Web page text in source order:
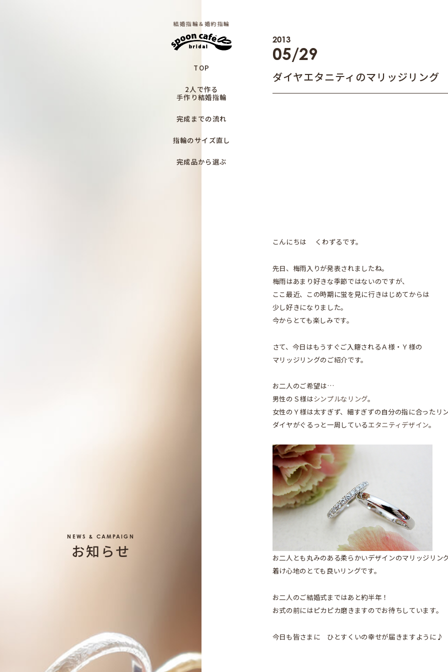
結婚指輪＆婚約指輪
TOP
2人で作る
手作り結婚指輪
完成までの流れ
指輪のサイズ直し
完成品から選ぶ
NEWS & CAMPAIGN
お知らせ
ダイヤエタニティのマリッジリング
2013
05/29
こんにちは くわずるです。
先日、梅雨入りが発表されましたね。
梅雨はあまり好きな季節ではないのですが、
ここ最近、この時期に蛍を見に行きはじめてからは
少し好きになりました。
今からとても楽しみです。
さて、今日はもうすぐご入籍されるＡ様・Ｙ様の
マリッジリングのご紹介です。
お二人のご希望は…
男性のＳ様はシンプルなリング。
女性のＹ様は太すぎず、細すぎずの自分の指に合ったリ
ダイヤがぐるっと一周しているエタニティデザイン。
お二人とも丸みのある柔らかいデザインのマリッジリン
着け心地のとても良いリングです。
お二人のご結婚式まではあと約半年！
お式の前にはピカピカ磨きますのでお待ちしています。
今日も皆さまに ひとすくいの幸せが届きますように♪